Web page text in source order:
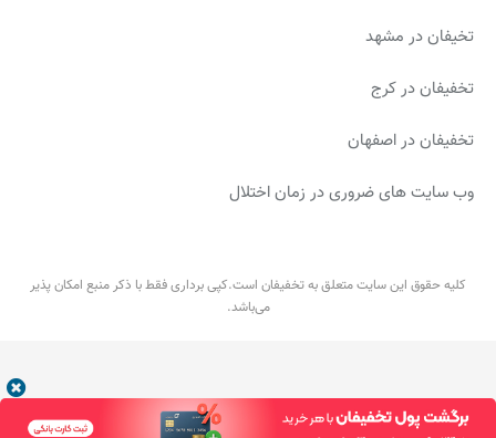
تخیفان در مشهد
تخفیفان در کرج
تخفیفان در اصفهان
وب سایت های ضروری در زمان اختلال
کلیه حقوق این سایت متعلق به تخفیفان است.کپی برداری فقط با ذکر منبع امکان پذیر
می‌باشد.